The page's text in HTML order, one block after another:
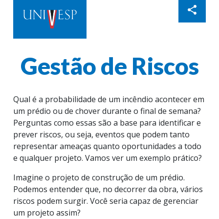
share
Gestão de Riscos
Qual é a probabilidade de um incêndio acontecer em
um prédio ou de chover durante o final de semana?
Perguntas como essas são a base para identificar e
prever riscos, ou seja, eventos que podem tanto
representar ameaças quanto oportunidades a todo
e qualquer projeto. Vamos ver um exemplo prático?
Imagine o projeto de construção de um prédio.
Podemos entender que, no decorrer da obra, vários
riscos podem surgir. Você seria capaz de gerenciar
um projeto assim?